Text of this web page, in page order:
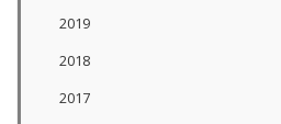
2019
2018
2017